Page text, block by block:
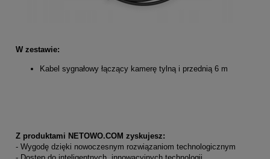
W zestawie:
Kabel sygnałowy łączący kamerę tylną i przednią 6 m
Z produktami NETOWO.COM zyskujesz:
- Wygodę dzięki nowoczesnym rozwiązaniom technologicznym